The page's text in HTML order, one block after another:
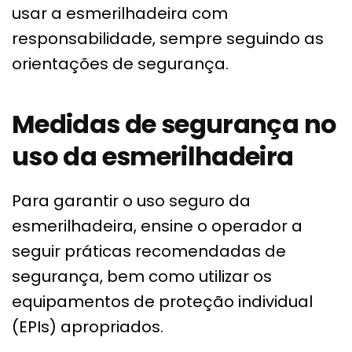
usar a esmerilhadeira com
responsabilidade, sempre seguindo as
orientações de segurança.
Medidas de segurança no
uso da esmerilhadeira
Para garantir o uso seguro da
esmerilhadeira, ensine o operador a
seguir práticas recomendadas de
segurança, bem como utilizar os
equipamentos de proteção individual
(EPIs) apropriados.